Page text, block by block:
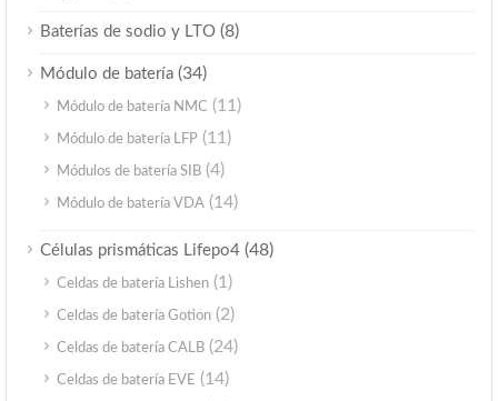
Baterías de sodio y LTO (8)
Módulo de batería (34)
Módulo de batería NMC (11)
Módulo de batería LFP (11)
Módulos de batería SIB (4)
Módulo de batería VDA (14)
Células prismáticas Lifepo4 (48)
Celdas de batería Lishen (1)
Celdas de batería Gotion (2)
Celdas de batería CALB (24)
Celdas de batería EVE (14)